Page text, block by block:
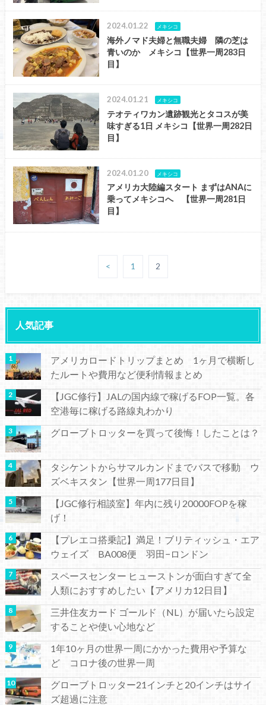
2024.01.22 メキシコ
海外ノマド夫婦と無職夫婦 隣の芝は
青いのか メキシコ【世界一周283日
目】
2024.01.21 メキシコ
テオティワカン遺跡観光とタコスが美
味すぎる1日 メキシコ【世界一周282日
目】
2024.01.20 メキシコ
アメリカ大陸編スタート まずはANAに
乗ってメキシコへ 【世界一周281日
目】
< 1 2
人気記事
アメリカロードトリップまとめ 1ヶ月で横断し
たルートや費用など便利情報まとめ
【JGC修行】JALの国内線で稼げるFOP一覧。各
空港毎に稼げる路線丸わかり
グローブトロッターを買って後悔！したことは？
タシケントからサマルカンドまでバスで移動 ウ
ズベキスタン【世界一周177日目】
【JGC修行相談室】年内に残り20000FOPを稼
げ！
【プレエコ搭乗記】満足！ブリティッシュ・エア
ウェイズ BA008便 羽田−ロンドン
スペースセンター ヒューストンが面白すぎて全
人類におすすめしたい【アメリカ12日目】
三井住友カード ゴールド（NL）が届いたら設定
することや使い心地など
1年10ヶ月の世界一周にかかった費用や予算な
ど コロナ後の世界一周
グローブトロッター21インチと20インチはサイ
ズ超過に注意